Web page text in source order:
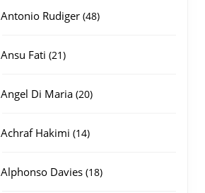
Antonio Rudiger 4848
Ansu Fati 2121
Angel Di Maria 2020
Achraf Hakimi 1414
Alphonso Davies 1818